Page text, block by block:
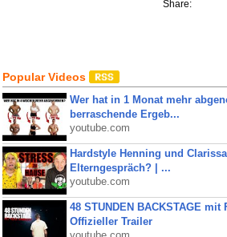
Share:
Popular Videos
Wer hat in 1 Monat mehr
berraschende Ergeb...
youtube.com
Hardstyle Henning und
Elterngespräch? | ...
youtube.com
48 STUNDEN BACKSTAGE mit
Offizieller Trailer